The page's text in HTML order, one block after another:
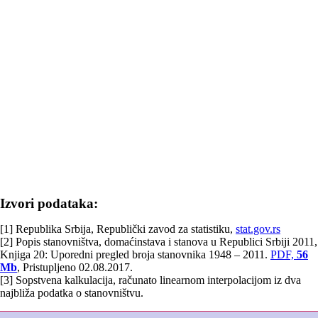
Izvori podataka:
[1] Republika Srbija, Republički zavod za statistiku, stat.gov.rs
[2] Popis stanovništva, domaćinstava i stanova u Republici Srbiji 2011,
Knjiga 20: Uporedni pregled broja stanovnika 1948 – 2011. PDF, 56
Mb, Pristupljeno 02.08.2017.
[3] Sopstvena kalkulacija, računato linearnom interpolacijom iz dva
najbliža podatka o stanovništvu.